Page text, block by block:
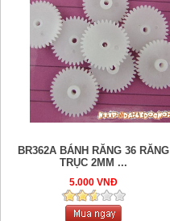
BR362A BÁNH RĂNG 36 RĂNG
TRỤC 2MM ...
5.000 VNĐ